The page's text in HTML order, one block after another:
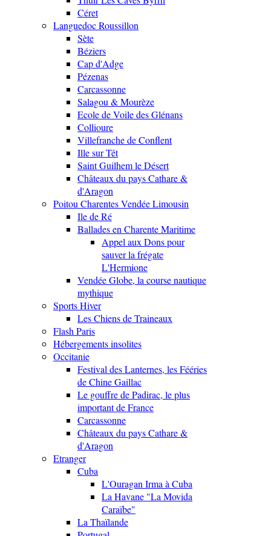
Céret
Languedoc Roussillon
Sète
Béziers
Cap d'Adge
Pézenas
Carcassonne
Salagou & Mourèze
Ecole de Voile des Glénans
Collioure
Villefranche de Conflent
Ille sur Têt
Saint Guilhem le Désert
Châteaux du pays Cathare &
d'Aragon
Poitou Charentes Vendée Limousin
Ile de Ré
Ballades en Charente Maritime
Appel aux Dons pour
sauver la frégate
L'Hermione
Vendée Globe, la course nautique
mythique
Sports Hiver
Les Chiens de Traineaux
Flash Paris
Hébergements insolites
Occitanie
Festival des Lanternes, les Fééries
de Chine Gaillac
Le gouffre de Padirac, le plus
important de France
Carcassonne
Châteaux du pays Cathare &
d'Aragon
Etranger
Cuba
L'Ouragan Irma à Cuba
La Havane "La Movida
Caraïbe"
La Thaïlande